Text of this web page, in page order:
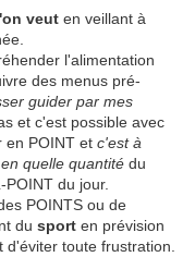
veut en veillant à
l'alimentation
des menus pré-
guider par mes
et c'est possible avec
en POINT et c'est à
quelle quantité du
du jour.
POINTS ou de
du sport en prévision
toute frustration.